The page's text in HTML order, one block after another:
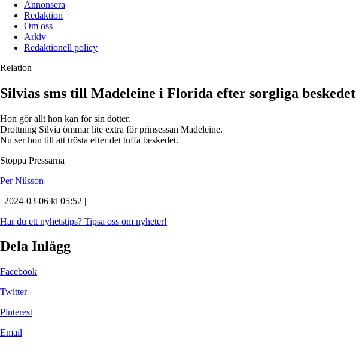
Annonsera
Redaktion
Om oss
Arkiv
Redaktionell policy
Relation
Silvias sms till Madeleine i Florida efter sorgliga beskedet
Hon gör allt hon kan för sin dotter.
Drottning Silvia ömmar lite extra för prinsessan Madeleine.
Nu ser hon till att trösta efter det tuffa beskedet.
Stoppa Pressarna
Per Nilsson
| 2024-03-06 kl 05:52 |
Har du ett nyhetstips? Tipsa oss om nyheter!
Dela Inlägg
Facebook
Twitter
Pinterest
Email